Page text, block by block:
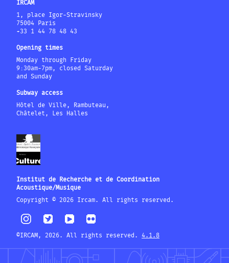
IRCAM
1, place Igor-Stravinsky
75004 Paris
+33 1 44 78 48 43
Opening times
Monday through Friday
9:30am-7pm, closed Saturday
and Sunday
Subway access
Hôtel de Ville, Rambuteau,
Châtelet, Les Halles
Institut de Recherche et de Coordination
Acoustique/Musique
Copyright © 2026 Ircam. All rights reserved.
©IRCAM, 2026. All rights reserved. 4.1.8